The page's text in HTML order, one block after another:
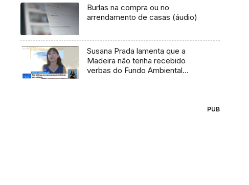
Burlas na compra ou no
arrendamento de casas (áudio)
Susana Prada lamenta que a
Madeira não tenha recebido
verbas do Fundo Ambiental
PUB